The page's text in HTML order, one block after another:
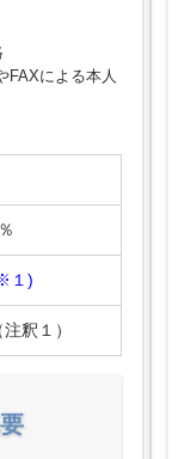
FAXによる本人
１)
釈１）